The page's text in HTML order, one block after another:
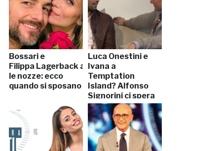
Bossari e
Filippa Lagerback anticipano
le nozze: ecco
quando si sposano
Luca Onestini e
Ivana a
Temptation
Island? Alfonso
Signorini ci spera